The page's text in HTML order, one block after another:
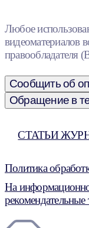
Любое
видеоматериалов
правообладателя
Сообщить об
Обращение в
СТАТЬИ
Политика
На
рекомендательные